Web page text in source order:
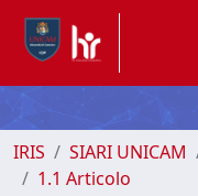
IRIS SIARI UNICAM
1.1 Articolo